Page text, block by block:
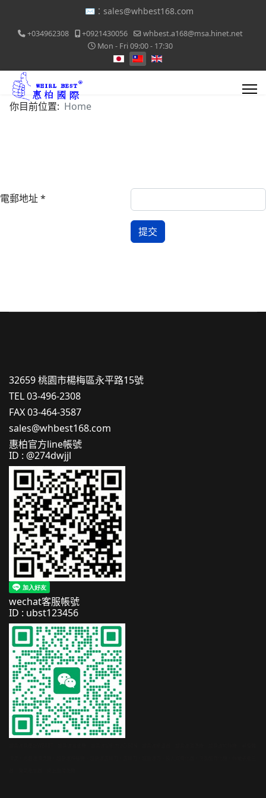
✉️： sales@whbest168.com
+034962308 +0921430056
whbest.a168@msa.hinet.net
Mon - Fri 09:00 - 17:30
選擇你的語言
你目前位置: Home
電郵地址*
提交
32659 桃園市楊梅區永平路15號
TEL 03-496-2308
FAX 03-464-3587
sales@whbest168.com
惠柏官方line帳號
ID : @274dwjjl
wechat客服帳號
ID : ubst123456